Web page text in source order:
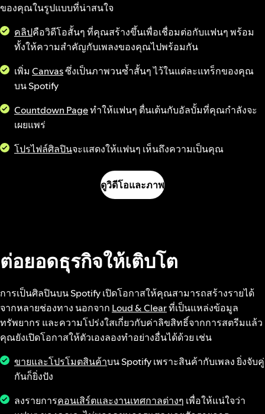
ของคุณในรูปแบบที่น่าสนใจ
คลิปคือวิดีโอสั้นๆ ที่คุณสร้างขึ้นเพื่อเชื่อมต่อกับแฟนๆ พร้อม
ทั้งให้ความสำคัญกับเพลงของคุณไปพร้อมกัน
เพิ่ม Canvasซึ่งเป็นภาพวนซ้ำสั้นๆ ไว้ในแต่ละแทร็กของคุณ
บน Spotify
Countdown Pageทำให้แฟนๆ ตื่นเต้นกับอัลบั้มที่คุณกำลังจะ
เผยแพร่
โปรไฟล์ศิลปินจะแสดงให้แฟนๆ เห็นถึงความเป็นคุณ
ดูวิดีโอและภาพ
ต่อยอดธุรกิจให้เติบโต
การเป็นศิลปินบน Spotify เปิดโอกาสให้คุณสามารถสร้างรายได้
จากหลายช่องทาง นอกจาก Loud & Clearที่เป็นแหล่งข้อมูล
ทรัพยากร และความโปร่งใสเกี่ยวกับค่าลิขสิทธิ์จากการสตรีมแล้ว
คุณยังเปิดโอกาสให้ตัวเองลองทำอย่างอื่นได้ด้วย เช่น
ขายและโปรโมตสินค้าบน Spotify เพราะสินค้ากับเพลง ยิ่งจับคู่
กันก็ยิ่งปัง
ลงรายการคอนเสิร์ตและงานเทศกาลต่างๆ เพื่อให้แน่ใจว่า